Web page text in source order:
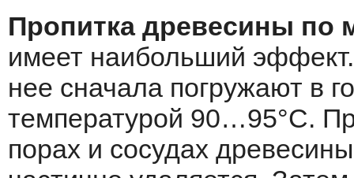
Пропитка древесины по
имеет наибольший
нее сначала погружают в
температурой 90…95°С.
порах и сосудах